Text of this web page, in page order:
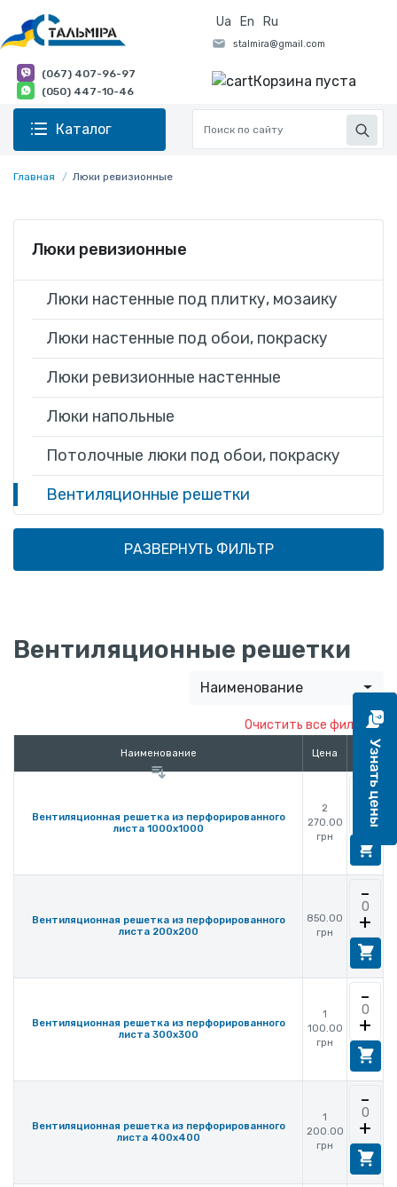
Ua En Ru
(067) 407-96-97
(050) 447-10-46
Корзина пуста
Каталог
Главная Люки ревизионные
Люки ревизионные
Люки настенные под плитку, мозаику
Люки настенные под обои, покраску
Люки ревизионные настенные
Люки напольные
Потолочные люки под обои, покраску
Вентиляционные решетки
РАЗВЕРНУТЬ ФИЛЬТР
Вентиляционные решетки
Наименование
Наименование Цена
Кол-
во
Вентиляционная решетка из перфорированного
листа 1000x1000
2
270.00
грн
+
Вентиляционная решетка из перфорированного
листа 200х200
850.00
грн
-
+
Вентиляционная решетка из перфорированного
листа 300х300
1
100.00
грн
-
+
Вентиляционная решетка из перфорированного
листа 400х400
1
200.00
грн
-
+